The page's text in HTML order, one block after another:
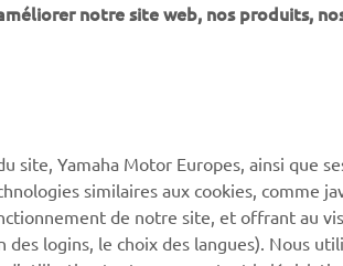
Support de la boutique en
ligne
Catalogue pièces
notre site web, nos produits,
site, Yamaha Motor Europes, ainsi que
similaires aux cookies, comme
de notre site, et offrant au
logins, le choix des langues). Nous